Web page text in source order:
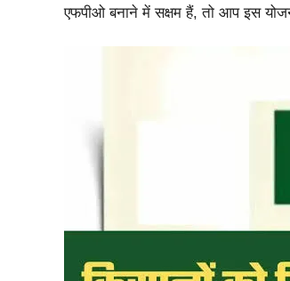
एफपीओ बनाने में सक्षम हैं, तो आप इस